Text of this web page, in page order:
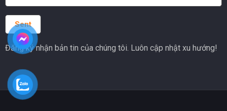
Đăng ký nhận bản tin của chúng tôi. Luôn cập nhật xu hướng!